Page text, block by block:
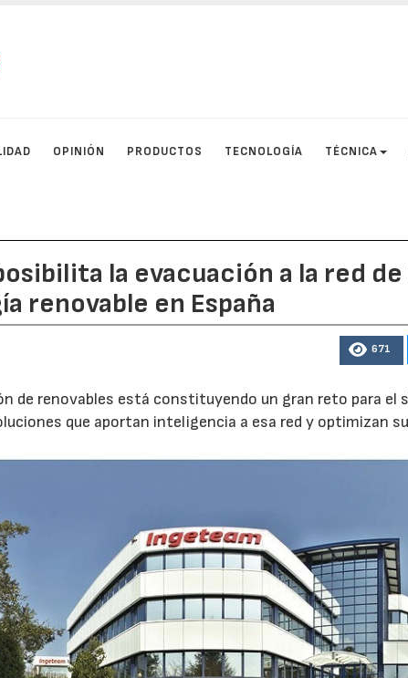
OPINIÓN PRODUCTOS TECNOLOGÍA TÉCNICA
la evacuación a la red de
renovable en España
671
de renovables está constituyendo un gran reto para el
que aportan inteligencia a esa red y optimizan